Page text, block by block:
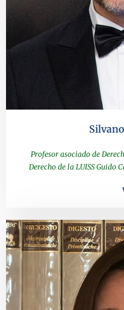
Profesor asociado de
Derecho de la LUISS Guido